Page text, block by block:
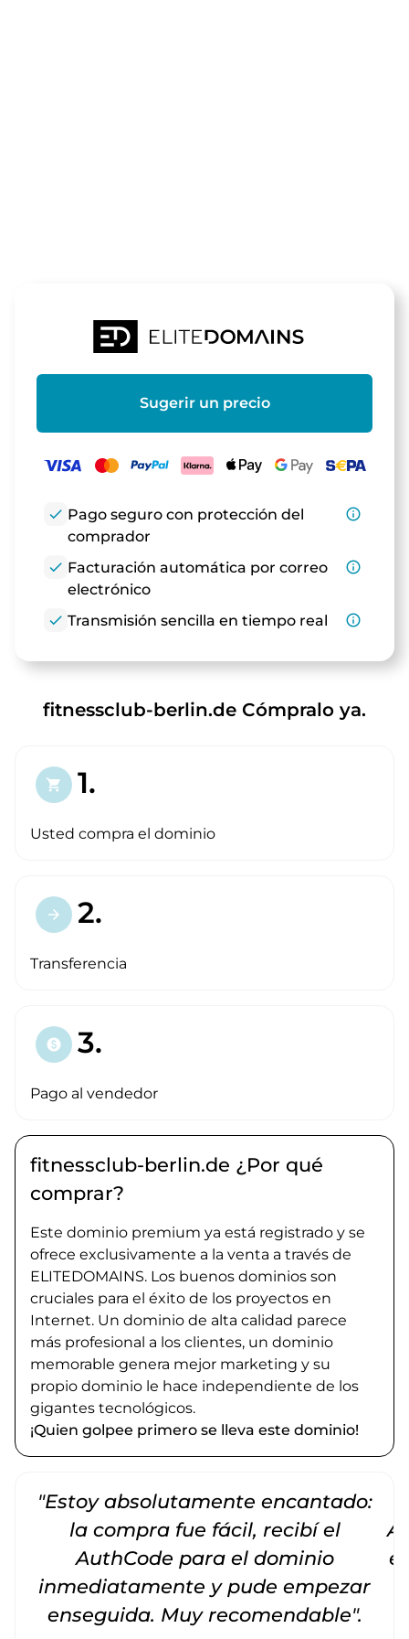
Sugerir un precio
check Pago seguro con protección del
comprador
info_outline
check Facturación automática por correo
electrónico
info_outline
check Transmisión sencilla en tiempo real info_outline
fitnessclub-berlin.de Cómpralo ya.
shopping_cart 1.
Usted compra el dominio
arrow_forward 2.
Transferencia
paid 3.
Pago al vendedor
fitnessclub-berlin.de ¿Por qué
comprar?
Este dominio premium ya está registrado y se
ofrece exclusivamente a la venta a través de
ELITEDOMAINS. Los buenos dominios son
cruciales para el éxito de los proyectos en
Internet. Un dominio de alta calidad parece
más profesional a los clientes, un dominio
memorable genera mejor marketing y su
propio dominio le hace independiente de los
gigantes tecnológicos.
¡Quien golpee primero se lleva este dominio!
"Estoy absolutamente encantado:
la compra fue fácil, recibí el
AuthCode para el dominio
inmediatamente y pude empezar
enseguida. Muy recomendable".